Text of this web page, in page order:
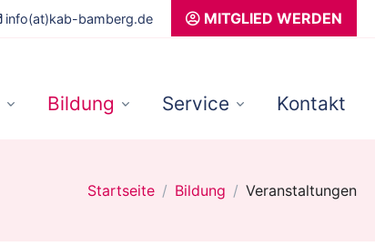
info(at)kab-bamberg.de MITGLIED WERDEN
Bildung Service Kontakt
Startseite Bildung Veranstaltungen